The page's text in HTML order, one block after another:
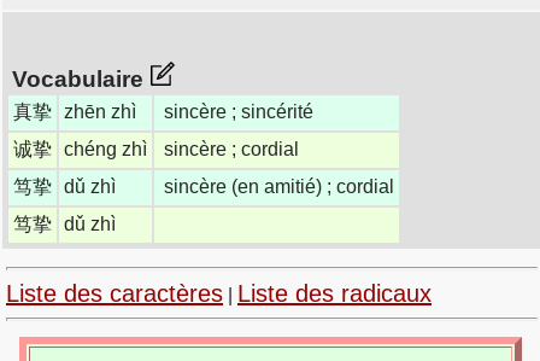
Vocabulaire
真挚 zhēn zhì
sincère ; sincérité
诚挚 chéng zhì
sincère ; cordial
笃挚 dǔ zhì
sincère (en amitié) ; cordial
笃挚 dǔ zhì
Liste des caractères Liste des radicaux